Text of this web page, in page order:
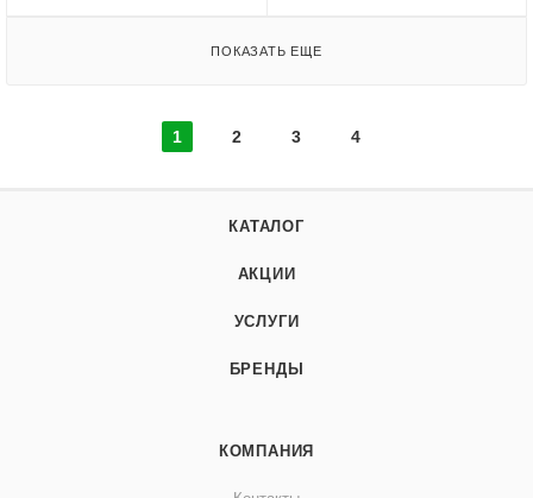
ПОКАЗАТЬ ЕЩЕ
1 2 3 4
КАТАЛОГ
АКЦИИ
УСЛУГИ
БРЕНДЫ
КОМПАНИЯ